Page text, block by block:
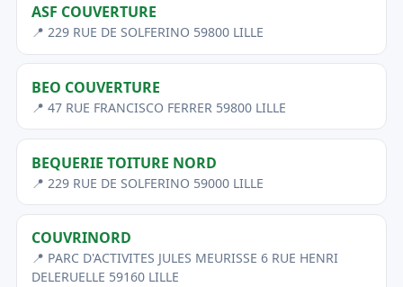
ASF COUVERTURE
📍 229 RUE DE SOLFERINO 59800 LILLE
BEO COUVERTURE
📍 47 RUE FRANCISCO FERRER 59800 LILLE
BEQUERIE TOITURE NORD
📍 229 RUE DE SOLFERINO 59000 LILLE
COUVRINORD
📍 PARC D'ACTIVITES JULES MEURISSE 6 RUE HENRI
DELERUELLE 59160 LILLE